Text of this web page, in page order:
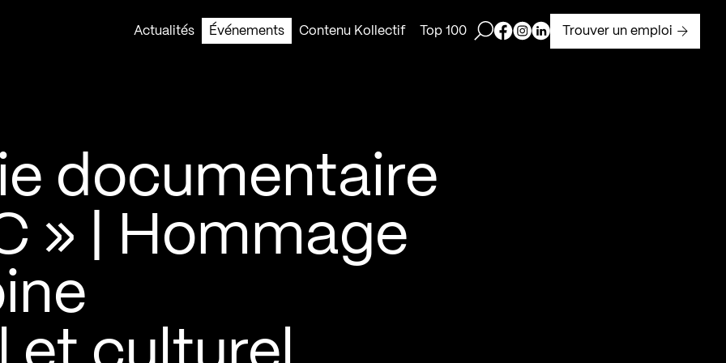
Actualités
Événements Contenu Kollectif Top 100 Ouvrir la barre de recherche
Page Facebook de Kollectif
Page Instagram de Kollectif
Page Linkedin de Kollectif
Trouver un emploi
documentaire
» | Hommage